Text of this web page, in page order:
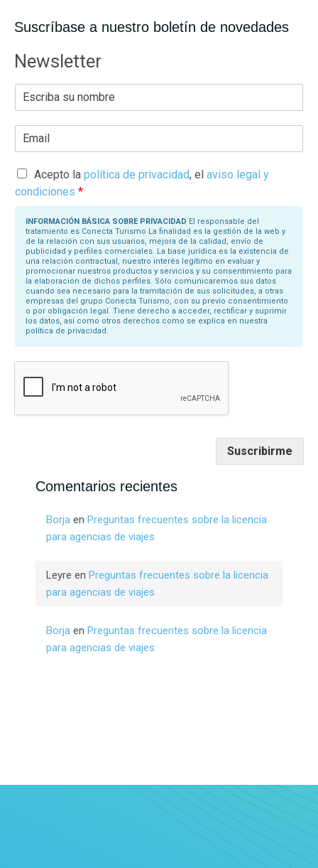
Suscríbase a nuestro boletín de novedades
Newsletter
E
c
a
u
o
m
E
a
Acepto la política de privacidad, el aviso legal y
condiciones *
INFORMACIÓN BÁSICA SOBRE PRIVACIDAD El responsable del
tratamiento es Conecta Turismo La finalidad es la gestión de la web y
de la relación con sus usuarios, mejora de la calidad, envío de
publicidad y perfiles comerciales. La base jurídica es la existencia de
una relación contractual, nuestro interés legítimo en evaluar y
promocionar nuestros productos y servicios y su consentimiento para
la elaboración de dichos perfiles. Sólo comunicaremos sus datos
cuando sea necesario para la tramitación de sus solicitudes, a otras
empresas del grupo Conecta Turismo, con su previo consentimiento
o por obligación legal. Tiene derecho a acceder, rectificar y suprimir
los datos, así como otros derechos como se explica en nuestra
política de privacidad.
Suscribirme
Comentarios recientes
Borja en Preguntas frecuentes sobre la licencia
para agencias de viajes
Leyre en Preguntas frecuentes sobre la licencia
para agencias de viajes
Borja en Preguntas frecuentes sobre la licencia
para agencias de viajes